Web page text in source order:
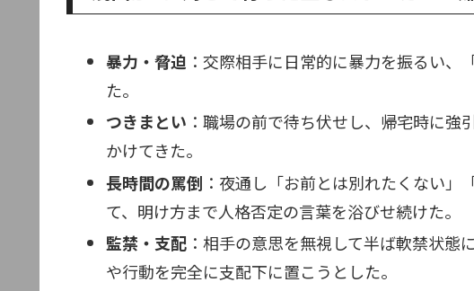
暴力・脅迫 ：交際相手に日常的に暴力を振るい
た。
つきまとい ：職場の前で待ち伏せし、帰宅時に
かけてきた。
長時間の罵倒 ：夜通し「お前とは別れたくない
て、明け方まで人格否定の言葉を浴びせ続けた。
監禁・支配：相手の意思を無視して半ば軟禁状態
や行動を完全に支配下に置こうとした。